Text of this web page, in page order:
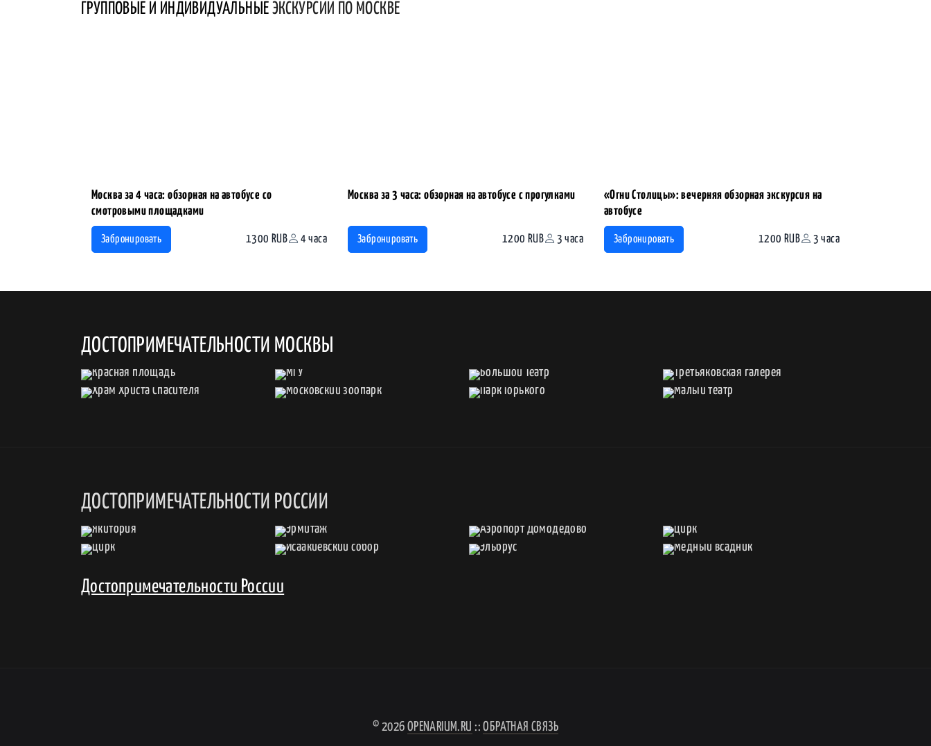
ГРУППОВЫЕ И ИНДИВИДУАЛЬНЫЕ ЭКСКУРСИИ ПО МОСКВЕ
Москва за 4 часа: обзорная на автобусе со
смотровыми площадками
Забронировать 1300 RUB 4 часа
Москва за 3 часа: обзорная на автобусе с прогулками
Забронировать 1200 RUB 3 часа
«Огни Столицы»: вечерняя обзорная экскурсия на
автобусе
Забронировать 1200 RUB 3 часа
ДОСТОПРИМЕЧАТЕЛЬНОСТИ МОСКВЫ
ДОСТОПРИМЕЧАТЕЛЬНОСТИ РОССИИ
Достопримечательности России
© 2026 OPENARIUM.RU ::ОБРАТНАЯ СВЯЗЬ